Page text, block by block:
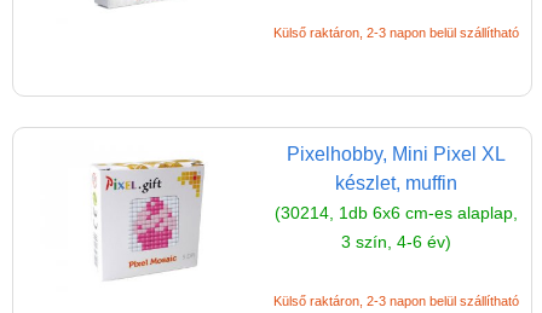
Külső raktáron, 2-3 napon belül szállítható
Pixelhobby, Mini Pixel XL
készlet, muffin
(30214, 1db 6x6 cm-es alaplap,
3 szín, 4-6 év)
Külső raktáron, 2-3 napon belül szállítható
Pixel kulcstartó
(4db6x6cm)
Pixel XL (12x12cm)
készlet (10x12cm)